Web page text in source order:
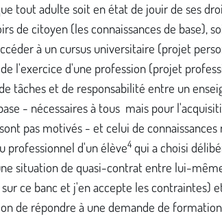
tout adulte soit en état de jouir de ses
de citoyen (les connaissances de base),
à un cursus universitaire (projet
l'exercice d'une profession (projet
tâches et de responsabilité entre un
- nécessaires à tous mais pour
pas motivés - et celui de connaissances
professionnel d'un élève4 qui a choisi
situation de quasi-contrat entre lui-
ce banc et j'en accepte les contraintes)
de répondre à une demande de